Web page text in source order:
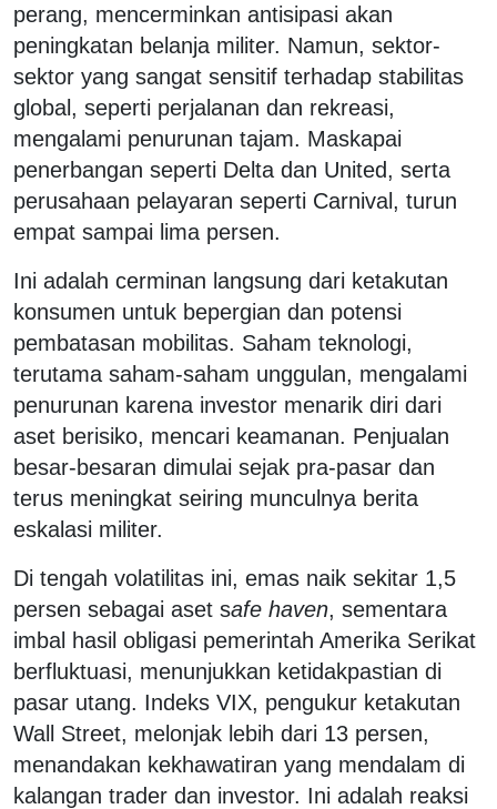
perang, mencerminkan antisipasi akan
peningkatan belanja militer. Namun, sektor-
sektor yang sangat sensitif terhadap stabilitas
global, seperti perjalanan dan rekreasi,
mengalami penurunan tajam. Maskapai
penerbangan seperti Delta dan United, serta
perusahaan pelayaran seperti Carnival, turun
empat sampai lima persen.
Ini adalah cerminan langsung dari ketakutan
konsumen untuk bepergian dan potensi
pembatasan mobilitas. Saham teknologi,
terutama saham-saham unggulan, mengalami
penurunan karena investor menarik diri dari
aset berisiko, mencari keamanan. Penjualan
besar-besaran dimulai sejak pra-pasar dan
terus meningkat seiring munculnya berita
eskalasi militer.
Di tengah volatilitas ini, emas naik sekitar 1,5
persen sebagai aset safe haven, sementara
imbal hasil obligasi pemerintah Amerika Serikat
berfluktuasi, menunjukkan ketidakpastian di
pasar utang. Indeks VIX, pengukur ketakutan
Wall Street, melonjak lebih dari 13 persen,
menandakan kekhawatiran yang mendalam di
kalangan trader dan investor. Ini adalah reaksi